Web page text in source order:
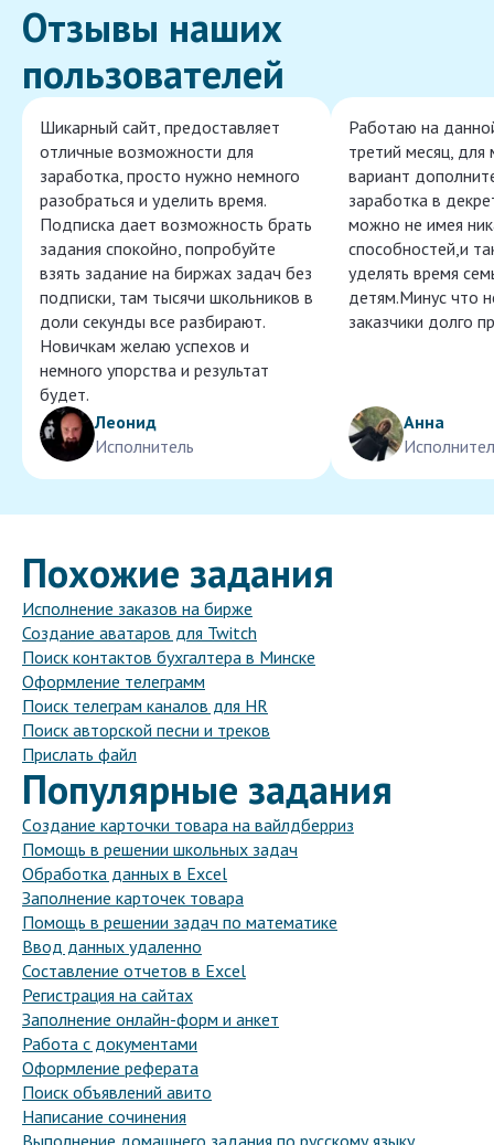
Отзывы наших
пользователей
Шикарный сайт, предоставляет
отличные возможности для
заработка, просто нужно немного
разобраться и уделить время.
Подписка дает возможность брать
задания спокойно, попробуйте
взять задание на биржах задач без
подписки, там тысячи школьников в
доли секунды все разбирают.
Новичкам желаю успехов и
немного упорства и результат
будет.
Леонид
Исполнитель
Работаю на
третий месяц, для
вариант
заработка в
можно не имея
способностей,и
уделять время
детям.Минус что
заказчики долго
Анна
Похожие задания
Исполнение заказов на бирже
Создание аватаров для Twitch
Поиск контактов бухгалтера в Минске
Оформление телеграмм
Поиск телеграм каналов для HR
Поиск авторской песни и треков
Прислать файл
Популярные задания
Cоздание карточки товара на вайлдберриз
Помощь в решении школьных задач
Обработка данных в Excel
Заполнение карточек товара
Помощь в решении задач по математике
Ввод данных удаленно
Составление отчетов в Excel
Регистрация на сайтах
Заполнение онлайн-форм и анкет
Работа с документами
Оформление реферата
Поиск объявлений авито
Написание сочинения